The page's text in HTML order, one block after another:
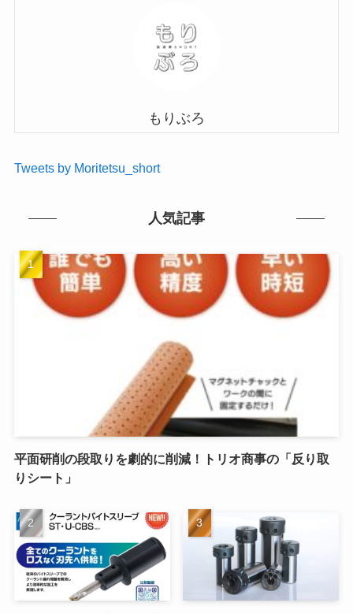
もりぶろ
Tweets by Moritetsu_short
人気記事
平面研削の段取りを劇的に削減！トリオ商事の「反り取
りシート」